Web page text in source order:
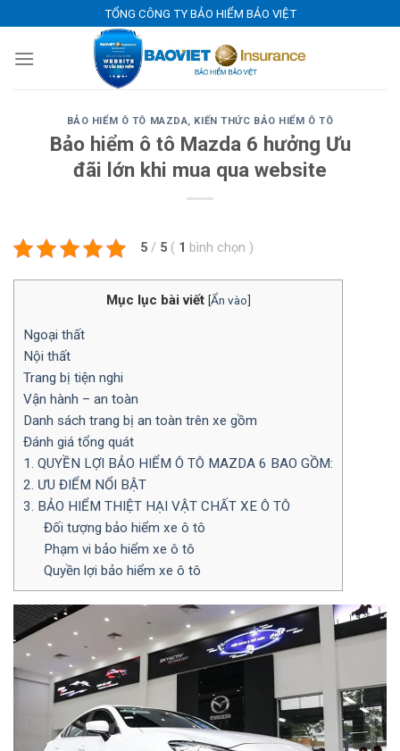
to
content
TỔNG CÔNG TY BẢO HIỂM BẢO VIỆT
BẢO HIỂM Ô TÔ MAZDA, KIẾN THỨC BẢO HIỂM Ô TÔ
Bảo hiểm ô tô Mazda 6 hưởng Ưu
đãi lớn khi mua qua website
5 / 5 ( 1 bình chọn )
Mục lục bài viết [Ẩn vào]
Ngoại thất
Nội thất
Trang bị tiện nghi
Vận hành – an toàn
Danh sách trang bị an toàn trên xe gồm
Đánh giá tổng quát
1. QUYỀN LỢI BẢO HIỂM Ô TÔ MAZDA 6 BAO GỒM:
2. ƯU ĐIỂM NỔI BẬT
3. BẢO HIỂM THIỆT HẠI VẬT CHẤT XE Ô TÔ
Đối tượng bảo hiểm xe ô tô
Phạm vi bảo hiểm xe ô tô
Quyền lợi bảo hiểm xe ô tô